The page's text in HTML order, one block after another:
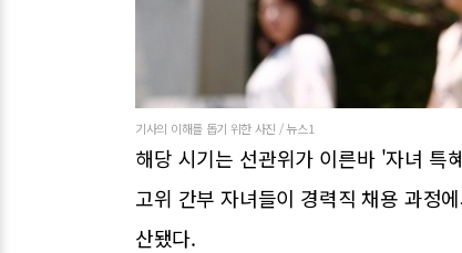
기사의 이해를 돕기 위한 사진 / 뉴스1
해당 시기는 선관위가 이른바 '자녀 특
고위 간부 자녀들이 경력직 채용 과정
산됐다.